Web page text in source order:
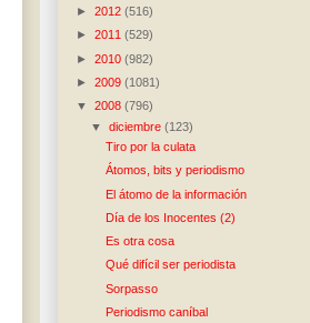
► 2012 (516)
► 2011 (529)
► 2010 (982)
► 2009 (1081)
▼ 2008 (796)
▼diciembre(123)
Tiro por la culata
Átomos, bits y periodismo
El átomo de la información
Día de los Inocentes (2)
Es otra cosa
Qué difícil ser periodista
Sorpasso
Periodismo caníbal